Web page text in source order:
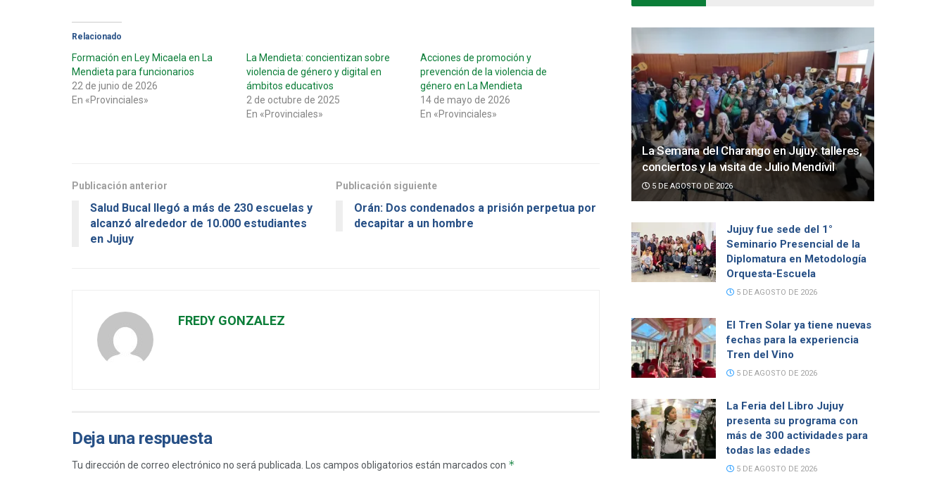
Relacionado
Formación en Ley Micaela en La
Mendieta para funcionarios
22 de junio de 2026
En «Provinciales»
La Mendieta: concientizan sobre
violencia de género y digital en
ámbitos educativos
2 de octubre de 2025
En «Provinciales»
Acciones de promoción y
prevención de la violencia de
género en La Mendieta
14 de mayo de 2026
En «Provinciales»
Publicación anterior
Salud Bucal llegó a más de 230 escuelas y
alcanzó alrededor de 10.000 estudiantes
en Jujuy
Publicación siguiente
Orán: Dos condenados a prisión perpetua por
decapitar a un hombre
FREDY GONZALEZ
Deja una respuesta
Tu dirección de correo electrónico no será publicada. Los campos obligatorios están marcados con *
La Semana del Charango en Jujuy: talleres,
conciertos y la visita de Julio Mendívil
5 DE AGOSTO DE 2026
Jujuy fue sede del 1°
Seminario Presencial de la
Diplomatura en Metodología
Orquesta-Escuela
5 DE AGOSTO DE 2026
El Tren Solar ya tiene nuevas
fechas para la experiencia
Tren del Vino
5 DE AGOSTO DE 2026
La Feria del Libro Jujuy
presenta su programa con
más de 300 actividades para
todas las edades
5 DE AGOSTO DE 2026